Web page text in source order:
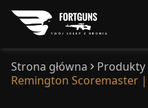
Strona główna Produkty
Remington Scoremaster